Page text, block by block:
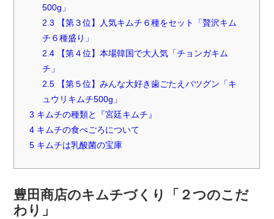
500g」
2.3 【第３位】人気キムチ６種をセット「贅沢キム
チ６種盛り」
2.4【第４位】本場韓国で大人気「チョンガキム
チ」
2.5【第５位】みんな大好き歯ごたえバツグン「キ
ュウリキムチ500g」
3 キムチの種類と『宮廷キムチ』
4 キムチの食べごろについて
5 キムチは乳酸菌の宝庫
豊田商店のキムチづくり「２つのこだ
わり」